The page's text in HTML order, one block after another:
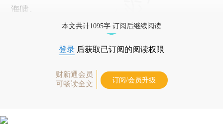
海啸。
本文共计1095字 订阅后继续阅读
登录 后获取已订阅的阅读权限
财新通会员
可畅读全文
订阅/会员升级